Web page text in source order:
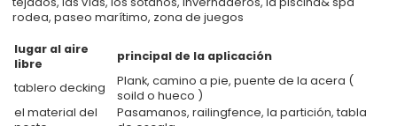
rodea, paseo marítimo, zona de juegos
lugar al aire
libre
principal de la aplicación
tablero decking
Plank, camino a pie, puente de la acera (
soild o hueco )
el material del
Pasamanos, railingfence, la partición, tabla